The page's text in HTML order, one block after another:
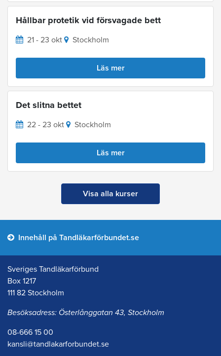
Hållbar protetik vid försvagade bett
21 - 23 okt Stockholm
Läs mer
Det slitna bettet
22 - 23 okt Stockholm
Läs mer
Visa alla kurser
Innehåll på Tandläkarförbundet.se
Sveriges Tandläkarförbund
Box 1217
111 82 Stockholm
Besöksadress: Österlånggatan 43, Stockholm
08-666 15 00
kansli@tandlakarforbundet.se